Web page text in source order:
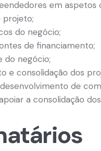
em aspetos
projeto;
do negócio;
de financiamento;
do negócio;
e consolidação dos
de
a consolidação